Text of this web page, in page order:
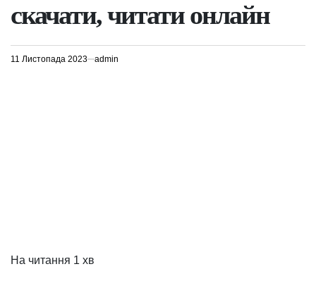
скачати, читати онлайн
11 Листопада 2023 admin
На читання 1 хв